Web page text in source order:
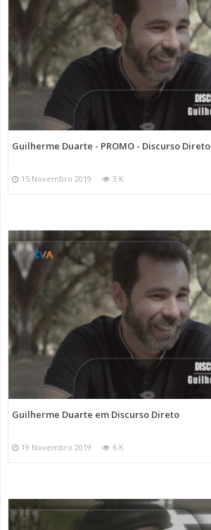
Guilherme Duarte - PROMO - Discurso Direto
15 Novembro 2019 3 K
Guilherme Duarte em Discurso Direto
19 Novembro 2019 6 K